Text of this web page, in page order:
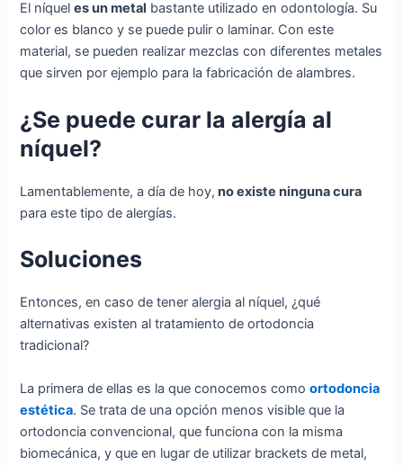
El níqueles un metal bastante utilizado en odontología. Su
color es blanco y se puede pulir o laminar. Con este
material, se pueden realizar mezclas con diferentes metales
que sirven por ejemplo para la fabricación de alambres.
¿Se puede curar la alergía al
níquel?
Lamentablemente, a día de hoy, no existe ninguna cura
para este tipo de alergías.
Soluciones
Entonces, en caso de tener alergia al níquel, ¿qué
alternativas existen al tratamiento de ortodoncia
tradicional?
La primera de ellas es la que conocemos comoortodoncia
estética. Se trata de una opción menos visible que la
ortodoncia convencional, que funciona con la misma
biomecánica, y que en lugar de utilizar brackets de metal,